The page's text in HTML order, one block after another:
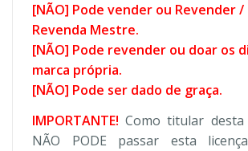
[NÃO] Pode vender ou Revender
Revenda Mestre.
[NÃO] Pode revender ou doar os
marca própria.
[NÃO] Pode ser dado de graça.
IMPORTANTE! Como titular desta
NÃO PODE passar esta